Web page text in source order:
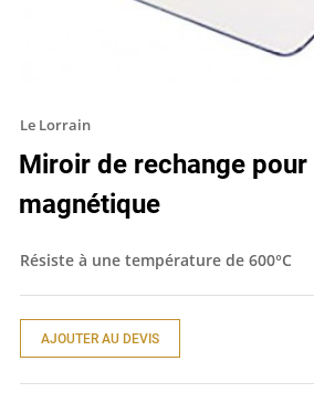
Le Lorrain
Miroir de rechange
magnétique
Résiste à une température de 600°C
AJOUTER AU DEVIS